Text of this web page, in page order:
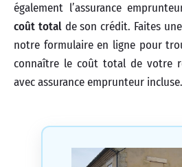
également l’assurance
coût totalde son crédit. Faites
notre formulaire en ligne pour
connaître le coût total de votre
avec assurance emprunteur incluse.